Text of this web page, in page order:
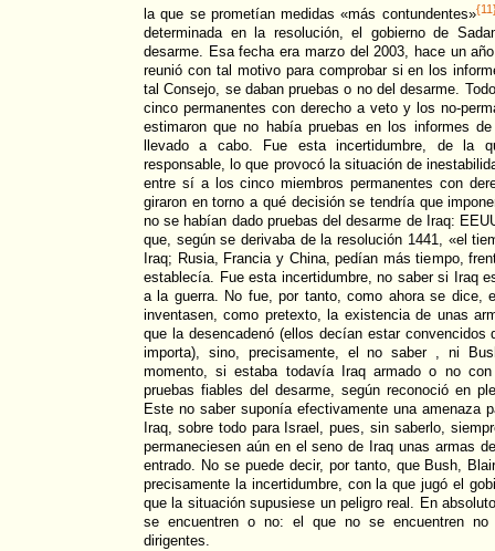
la que se prometían medidas «más contundentes»
determinada en la resolución, el gobierno de
desarme. Esa fecha era marzo del 2003, hace un
reunió con tal motivo para comprobar si en los
tal Consejo, se daban pruebas o no del desarme.
cinco permanentes con derecho a veto y los no-
estimaron que no había pruebas en los informes
llevado a cabo. Fue esta incertidumbre, de la
responsable, lo que provocó la situación de
entre sí a los cinco miembros permanentes con
giraron en torno a qué decisión se tendría que
no se habían dado pruebas del desarme de Iraq:
que, según se derivaba de la resolución 1441, «el
Iraq; Rusia, Francia y China, pedían más tiempo,
establecía. Fue esta incertidumbre, no saber si Iraq
a la guerra. No fue, por tanto, como ahora se dice,
inventasen, como pretexto, la existencia de unas
que la desencadenó (ellos decían estar
importa), sino, precisamente, el no saber , ni
momento, si estaba todavía Iraq armado o no
pruebas fiables del desarme, según reconoció en
Este no saber suponía efectivamente una amenaza
Iraq, sobre todo para Israel, pues, sin saberlo,
permaneciesen aún en el seno de Iraq unas armas
entrado. No se puede decir, por tanto, que Bush,
precisamente la incertidumbre, con la que jugó el
que la situación supusiese un peligro real. En
se encuentren o no: el que no se encuentren
dirigentes.